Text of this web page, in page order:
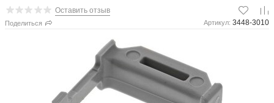
Оставить отзыв
Поделиться Артикул: 3448-3010